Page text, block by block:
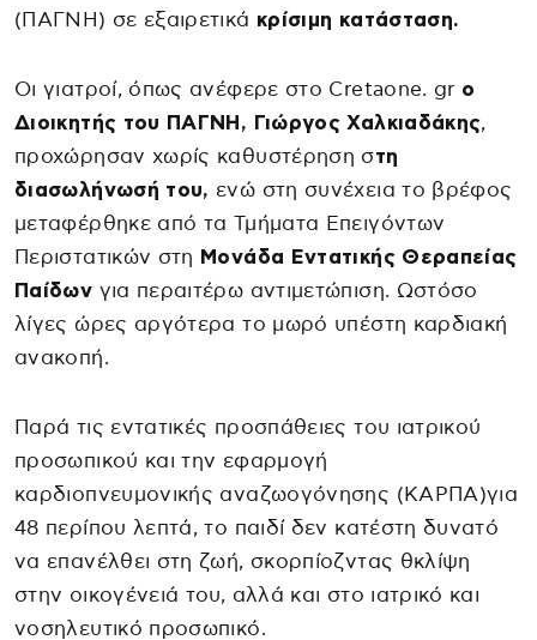
(ΠΑΓΝΗ) σε εξαιρετικά κρίσιμη κατάσταση.
Οι γιατροί, όπως ανέφερε στο Cretaone. gr ο
Διοικητής του ΠΑΓΝΗ, Γιώργος Χαλκιαδάκης,
προχώρησαν χωρίς καθυστέρηση στη
διασωλήνωσή του, ενώ στη συνέχεια το βρέφος
μεταφέρθηκε από τα Τμήματα Επειγόντων
Περιστατικών στη Μονάδα Εντατικής Θεραπείας
Παίδων για περαιτέρω αντιμετώπιση. Ωστόσο
λίγες ώρες αργότερα το μωρό υπέστη καρδιακή
ανακοπή.
Παρά τις εντατικές προσπάθειες του ιατρικού
προσωπικού και την εφαρμογή
καρδιοπνευμονικής αναζωογόνησης (ΚΑΡΠΑ)για
48 περίπου λεπτά, το παιδί δεν κατέστη δυνατό
να επανέλθει στη ζωή, σκορπίοζντας θκλίψη
στην οικογένειά του, αλλά και στο ιατρικό και
νοσηλευτικό προσωπικό.